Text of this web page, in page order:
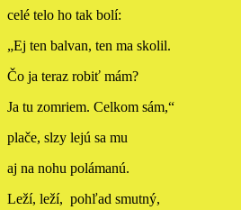
celé telo ho tak bolí:
„Ej ten balvan, ten ma skolil.
Čo ja teraz robiť mám?
Ja tu zomriem. Celkom sám,“
plače, slzy lejú sa mu
aj na nohu polámanú.
Leží, leží, pohľad smutný,